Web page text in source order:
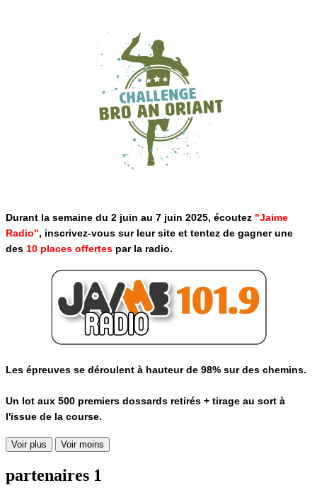
Durant la semaine du 2 juin au 7 juin 2025, écoutez "Jaime
Radio", inscrivez-vous sur leur site et tentez de gagner une
des 10 places offertes par la radio.
Les épreuves se déroulent à hauteur de 98% sur des chemins.
Un lot aux 500 premiers dossards retirés + tirage au sort à
l'issue de la course.
Voir plus Voir moins
partenaires 1